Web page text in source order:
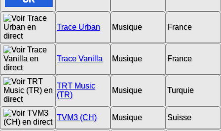
Trace Urban Musique France
Trace Vanilla Musique France
TRT Music
(TR)
Musique Turquie
TVM3 (CH) Musique Suisse